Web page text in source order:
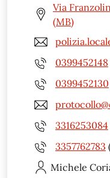
Via
(MB)
0399452148
0399452130
3316253084
3357762783
Michele